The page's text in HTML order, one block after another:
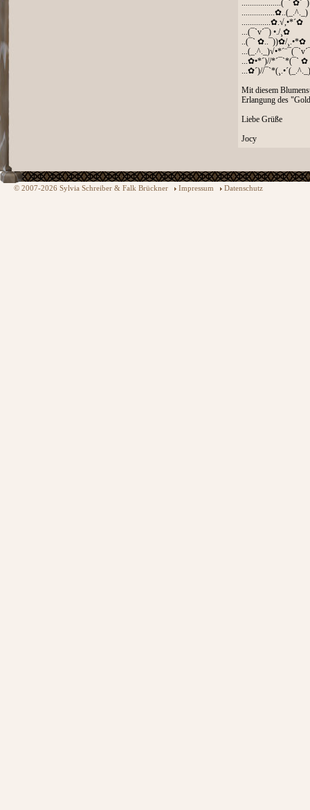
...................(¯` ✿´¯)
................✿..(_.^._)
..............✿.√,•*´✿
...(¯`v´¯) •./¸✿
..(¯` ✿..¯))✿/¸.•*✿
...✿•*´)//*´¯`*(¯` ✿
...✿´)//¯`*(¸.•´(_.^._)
Mit diesem
Erlangung des
Liebe Grüße
Jocy
© 2007-2026 Sylvia Schreiber & Falk Brückner Impressum Datenschutz